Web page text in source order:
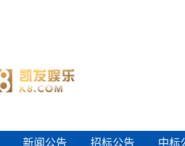
新闻公告
新闻公告 招标公告
招标公告 中标
中标